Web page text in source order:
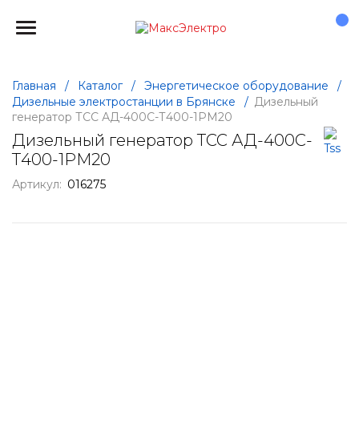
Главная / Каталог / Энергетическое оборудование
/
Дизельные электростанции в Брянске
/ Дизельный
генератор ТСС АД-400С-Т400-1РМ20
Дизельный генератор ТСС АД-400С-
Т400-1РМ20
Артикул: 016275